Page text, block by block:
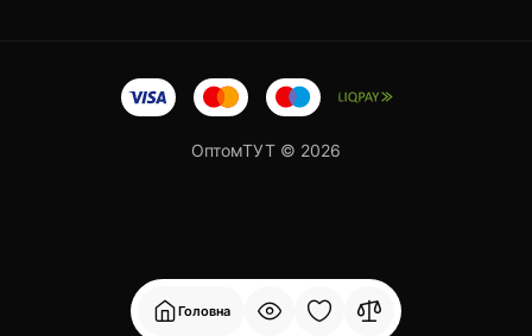
Головна
ОптомТУТ © 2026